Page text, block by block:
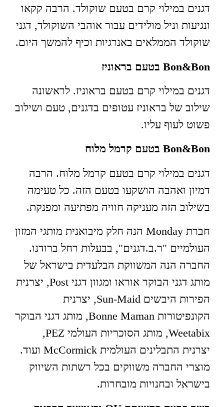
דגנים במילוי קרם בטעם שוקולד. הרבה קקאו
ונגיעות וניל מולידים עבור אוהבי השוקולד, דגני
שוקולד הממלאים באנרגיות וכיף להמשך היום.
Bon&Bonבטעם בראוניז
דגנים במילוי קרם בטעם בראוניז. לראשונה
שילוב של בראוניז עטופים בדגנים, טעם ושילוב
פשוט לעוף עליו.
Bon&Bonבטעם קרמל מלוח
דגנים במילוי קרם בטעם קרמל מלוח. הרבה
דמיון ואהבה הושקעו בטעם הזה. כל טעימה
בשילוב הזה מעניקה חוויה מפתיעה ומפנקת.
חברת Monday הנה חלק מיבואנית מותגי המזון
העולמיים "ר.ב.דגנים", בבעלות רחל ברודנו.
החברה הנה המשווקת הבלעדית בישראל של
מותג דגני הבוקר אוראו ומגוון דגני Post, יצרנית
הפירות היבשים Sun-Maid, יצרנית
הקונפיטורות Bonne Maman, מותג דגני הבוקר
Weetabix, מותג הסוכריות העולמי PEZ,
יצרנית התבלינים העולמית McCormick ועוד.
מוצרי החברה משווקים בכל רשתות השיווק
בישראל ובחנויות מובחרות.